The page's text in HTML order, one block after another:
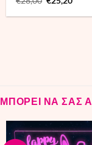
price
was:
is:
ΜΠΟΡΕΙ ΝΑ ΣΑΣ